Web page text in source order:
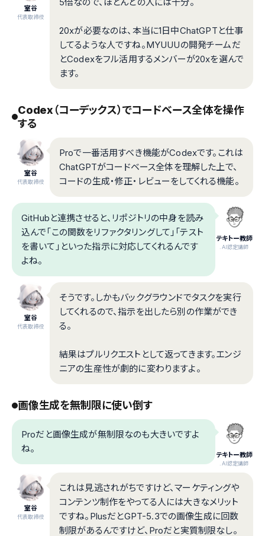
室谷
代表取締役
20xが必要なのは、本当に1日中ChatGPTと仕事
してるような人ですね。MYUUUの開発チームだ
とCodexをフル活用するメンバーが20xを選んで
ます。
Codex（コーデックス）でコードベース全体を操作
する
室谷
代表取締役
Proで一番活用すべき機能がCodexです。これは
ChatGPTがコードベース全体を理解した上で、
コードの生成・修正・レビューをしてくれる機能。
テキトー教師
.AI認定講師
GitHubと連携させると、リポジトリの中身を読み
込んで「この関数をリファクタリングして」「テスト
を書いて」といった指示に対応してくれるんです
よね。
室谷
代表取締役
そうです。しかもバックグラウンドでタスクを実行
してくれるので、指示を出したら別の作業ができ
る。
結果はプルリクエストとして返ってきます。エンジ
ニアの生産性が劇的に変わりますよ。
画像生成を無制限に使い倒す
テキトー教師
.AI認定講師
Proだと画像生成が無制限なのも大きいですよ
ね。
室谷
代表取締役
これは見逃されがちですけど、マーケティングや
コンテンツ制作をやってる人には大きなメリット
ですね。PlusだとGPT-5.3での画像生成に回数
制限があるんですけど、Proだと実質制限なし。